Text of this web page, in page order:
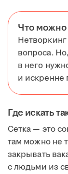
Что можно
вопроса.
в него
и искренне
Где искать
Сетка — это
там можно не
закрывать
с людьми из